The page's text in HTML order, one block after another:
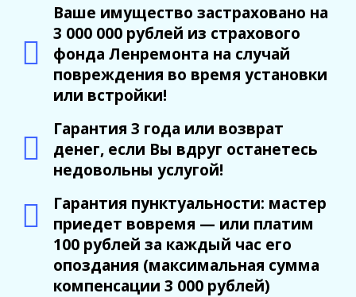
Ваше имущество застраховано на
3 000 000 рублей из страхового
фонда Ленремонта на случай
повреждения во время установки
или встройки!
Гарантия 3 года или возврат
денег, если Вы вдруг останетесь
недовольны услугой!
Гарантия пунктуальности: мастер
приедет вовремя — или платим
100 рублей за каждый час его
опоздания (максимальная сумма
компенсации 3 000 рублей)